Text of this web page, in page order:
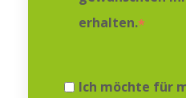
erhalten.*
Ich möchte für